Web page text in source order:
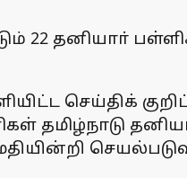
22 தனியாா்
செய்திக்
தமிழ்நாடு